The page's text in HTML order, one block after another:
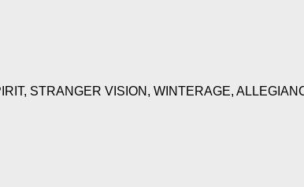
STRANGER VISION, WINTERAGE,